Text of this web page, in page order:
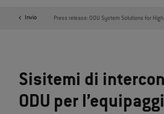
Invio
Media News Press release: ODU System Solutions for
Sisitemi di
ODU per